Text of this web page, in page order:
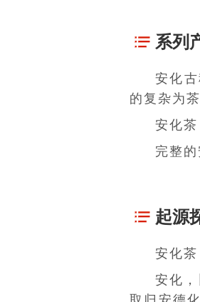
系列
安化
的复杂为
安化茶
完整
起源
安化茶
安化